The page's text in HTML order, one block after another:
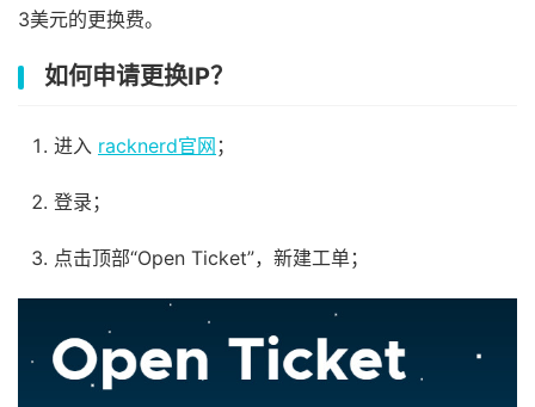
3美元的更换费。
如何申请更换IP？
进入 racknerd官网 ；
登录；
点击顶部“Open Ticket”，新建工单；